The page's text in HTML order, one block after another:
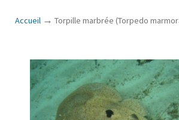
Accueil → Torpille marbrée (Torpedo